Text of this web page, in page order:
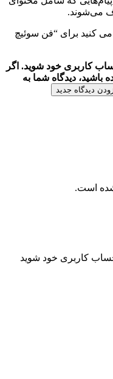
می‌شوند.
می کنید برای “فن سوئیچ
کاربری خود شوید. اگر
باشید، دیدگاه شما به
دیدگاه جدید
است.
کاربری خود شوید